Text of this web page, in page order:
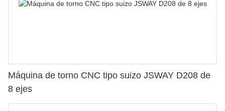
Máquina de torno CNC tipo suizo JSWAY D208 de
8 ejes